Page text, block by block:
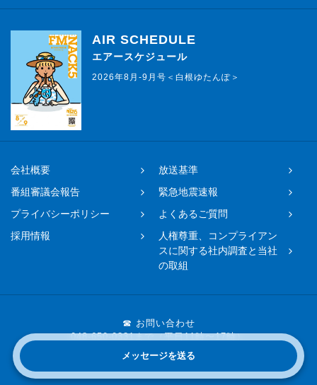
メッセージを送る
AIR SCHEDULE
エアースケジュール
2026年8月-9月号＜白根ゆたんぽ＞
会社概要
放送基準
番組審議会報告
緊急地震速報
プライバシーポリシー
よくあるご質問
採用情報
人権尊重、コンプライアン
スに関する社内調査と当社
の取組
☎ お問い合わせ
048-650-0331まで（平日11時〜17時）
Copyright © 2019 FM NACK5 All rights reserved.